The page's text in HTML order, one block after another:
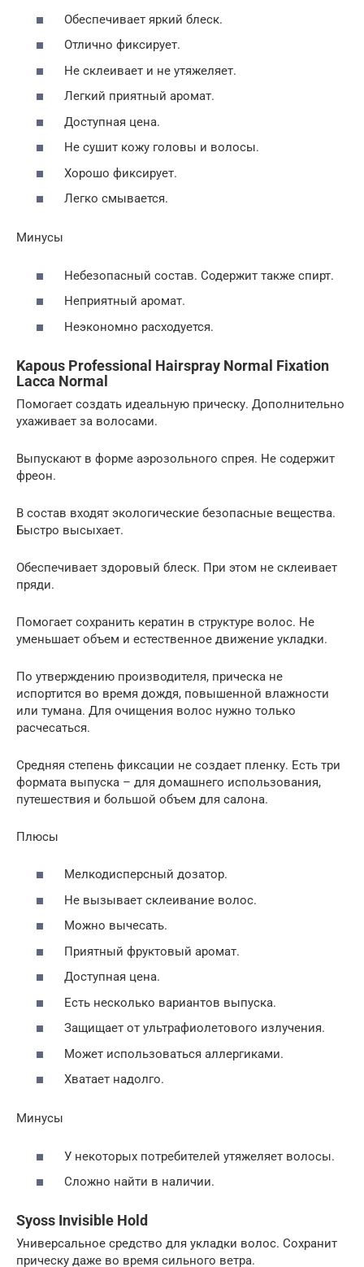
Обеспечивает яркий блеск.
Отлично фиксирует.
Не склеивает и не утяжеляет.
Легкий приятный аромат.
Доступная цена.
Не сушит кожу головы и волосы.
Хорошо фиксирует.
Легко смывается.
Минусы
Небезопасный состав. Содержит также спирт.
Неприятный аромат.
Неэкономно расходуется.
Kapous Professional Hairspray Normal Fixation
Lacca Normal
Помогает создать идеальную прическу. Дополнительно
ухаживает за волосами.
Выпускают в форме аэрозольного спрея. Не содержит
фреон.
В состав входят экологические безопасные вещества.
Быстро высыхает.
Обеспечивает здоровый блеск. При этом не склеивает
пряди.
Помогает сохранить кератин в структуре волос. Не
уменьшает объем и естественное движение укладки.
По утверждению производителя, прическа не
испортится во время дождя, повышенной влажности
или тумана. Для очищения волос нужно только
расчесаться.
Средняя степень фиксации не создает пленку. Есть три
формата выпуска – для домашнего использования,
путешествия и большой объем для салона.
Плюсы
Мелкодисперсный дозатор.
Не вызывает склеивание волос.
Можно вычесать.
Приятный фруктовый аромат.
Доступная цена.
Есть несколько вариантов выпуска.
Защищает от ультрафиолетового излучения.
Может использоваться аллергиками.
Хватает надолго.
Минусы
У некоторых потребителей утяжеляет волосы.
Сложно найти в наличии.
Syoss Invisible Hold
Универсальное средство для укладки волос. Сохранит
прическу даже во время сильного ветра.